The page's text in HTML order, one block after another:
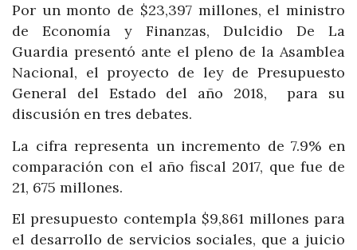
Por un monto de $23,397 millones, el ministro
de Economía y Finanzas, Dulcidio De La
Guardia presentó ante el pleno de la Asamblea
Nacional, el proyecto de ley de Presupuesto
General del Estado del año 2018, para su
discusión en tres debates.
La cifra representa un incremento de 7.9% en
comparación con el año fiscal 2017, que fue de
21, 675 millones.
El presupuesto contempla $9,861 millones para
el desarrollo de servicios sociales, que a juicio